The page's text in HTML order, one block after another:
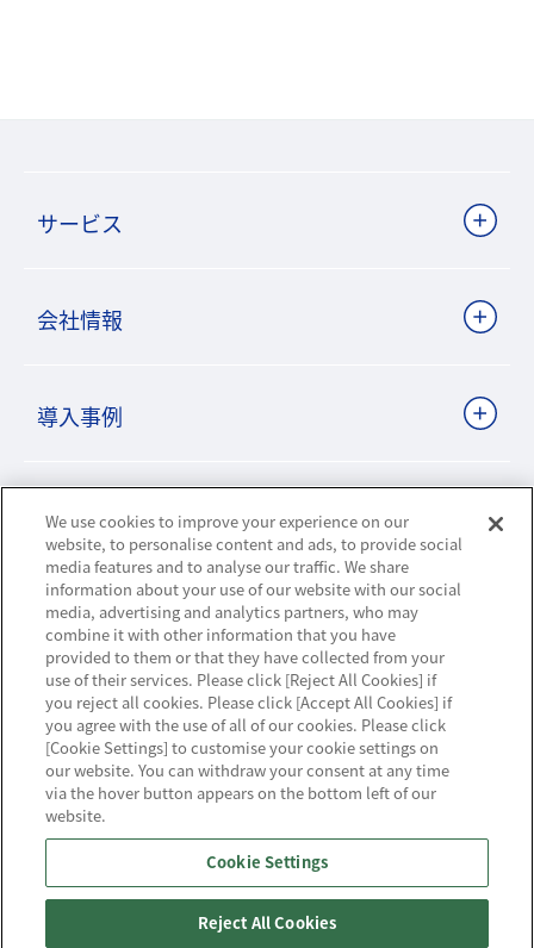
サービス
会社情報
導入事例
ビジネスパートナーサイト
ニュースリリース
お知らせ
お問い合わせ／サポート
ハウジング・クラウド・ストリーミングの
NTTスマートコネクト
We use cookies to improve your experience on our
website, to personalise content and ads, to provide social
media features and to analyse our traffic. We share
information about your use of our website with our social
media, advertising and analytics partners, who may
combine it with other information that you have
provided to them or that they have collected from your
use of their services. Please click [Reject All Cookies] if
you reject all cookies. Please click [Accept All Cookies] if
you agree with the use of all of our cookies. Please click
[Cookie Settings] to customise your cookie settings on
our website. You can withdraw your consent at any time
via the hover button appears on the bottom left of our
website.
Cookie Settings
Reject All Cookies